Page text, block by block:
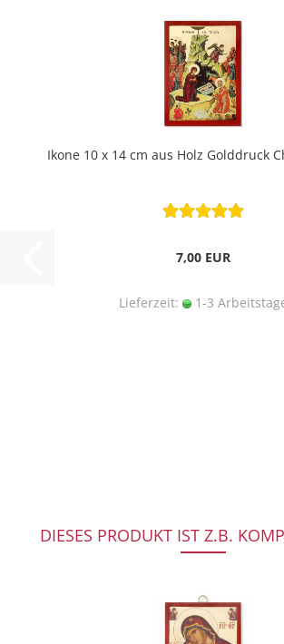
Ikone 10 x 14 cm aus Holz Golddruck
7,00 EUR
Lieferzeit: 1-3
DIESES PRODUKT IST Z.B.